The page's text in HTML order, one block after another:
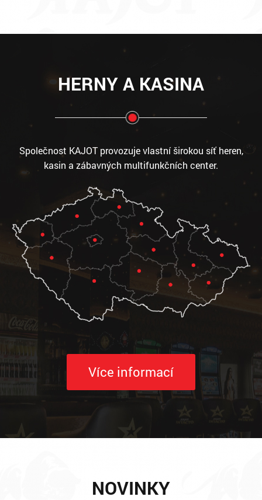
HERNY A KASINA
Společnost KAJOT provozuje vlastní širokou síť heren,
kasin a zábavných multifunkčních center.
Více informací
NOVINKY